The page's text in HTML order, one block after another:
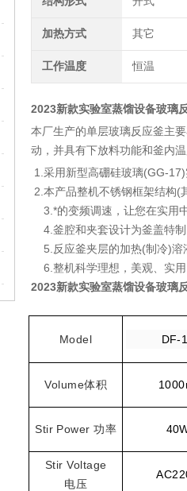
加热方式 其它
工作温度 恒温
2023新款实验室蒸馏设备玻璃
本厂生产的单层玻璃反应釜主
动，并具有下放料功能和釜内温
1.采用新型高硼硅玻璃(GG-
2.本产品整机不锈钢框架结构(
3.*的变频调速，让您在实用
4.釜腔和夹套设计为釜盖特制
5.反应釜夹层的加热(制冷)溶
6.整机科学理想，美观、实用
2023新款实验室蒸馏设备玻璃
Model DF-
Volume体积
Stir Power 功率
StirVoltage
电压